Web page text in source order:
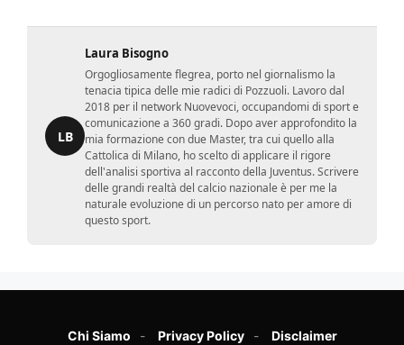
LB
Laura Bisogno
Orgogliosamente flegrea, porto nel giornalismo la
tenacia tipica delle mie radici di Pozzuoli. Lavoro dal
2018 per il network Nuovevoci, occupandomi di sport e
comunicazione a 360 gradi. Dopo aver approfondito la
mia formazione con due Master, tra cui quello alla
Cattolica di Milano, ho scelto di applicare il rigore
dell'analisi sportiva al racconto della Juventus. Scrivere
delle grandi realtà del calcio nazionale è per me la
naturale evoluzione di un percorso nato per amore di
questo sport.
Chi Siamo Privacy Policy Disclaimer